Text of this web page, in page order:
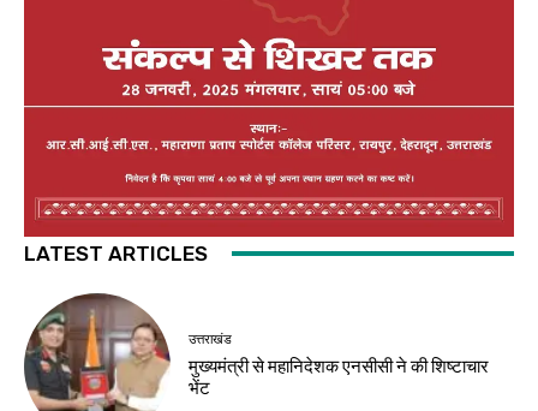
LATEST ARTICLES
उत्तराखंड
मुख्यमंत्री से महानिदेशक एनसीसी ने की शिष्टाचार
भेंट